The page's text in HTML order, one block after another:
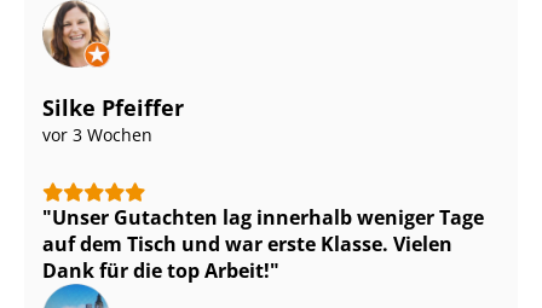
Silke Pfeiffer
vor 3 Wochen
Unser Gutachten lag innerhalb weniger Tage
auf dem Tisch und war erste Klasse. Vielen
Dank für die top Arbeit!